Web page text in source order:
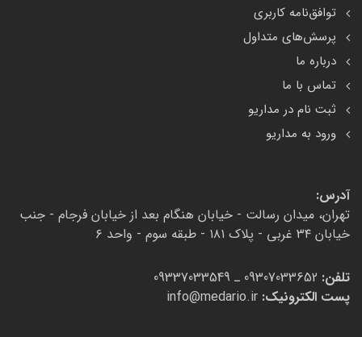
توافق‌نامه کاربری
پرسش‌های متداول
درباره ما
تماس با ما
ثبت نام در مداریو
ورود به مداریو
آدرس:
تهران، میدان رسالت - خیابان هنگام بعد از خیابان فرجام - جنب
خیابان ۳۴ غربی - پلاک ۱۸۱ - طبقه سوم - واحد ۶
تلفن:
پست الکترونیک: